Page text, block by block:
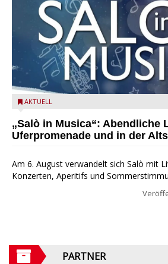
Salò in Musica 2026
AKTUELL
„Salò in Musica“: Abendliche
Uferpromenade und in der
Am 6. August verwandelt sich Salò mit
Konzerten, Aperitifs und
PARTNER